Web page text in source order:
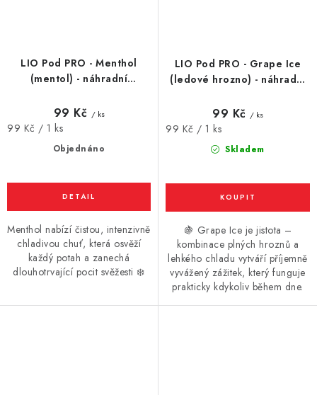
LIO Pod PRO - Menthol
(mentol) - náhradní
Objednáno
99 Kč / ks
Měrná
99 Kč / 1 ks
Menthol nabízí čistou, intenzivně
chladivou chuť, která osvěží
každý potah a zanechá
dlouhotrvající pocit svěžesti ❄️
LIO Pod PRO - Grape Ice
(ledové hrozno) - náhradní
Skladem
99 Kč / ks
Měrná
99 Kč / 1 ks
🍇 Grape Ice je jistota –
kombinace plných hroznů a
lehkého chladu vytváří příjemně
vyvážený zážitek, který funguje
prakticky kdykoliv během dne.